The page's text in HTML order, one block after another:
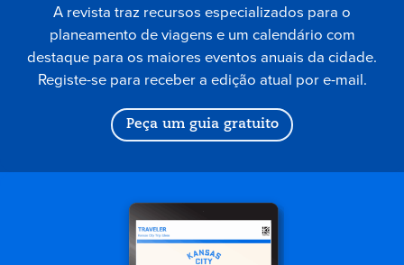
A revista traz recursos especializados para o
planeamento de viagens e um calendário com
destaque para os maiores eventos anuais da cidade.
Registe-se para receber a edição atual por e-mail.
Peça um guia gratuito